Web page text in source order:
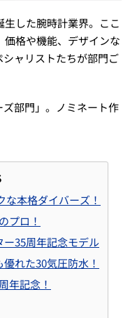
した腕時計業界。ここ
価格や機能、デザインな
ャリストたちが部門ご
部門」。ノミネート作
本格ダイバーズ！
プロ！
35周年記念モデル
れた30気圧防水！
年記念！